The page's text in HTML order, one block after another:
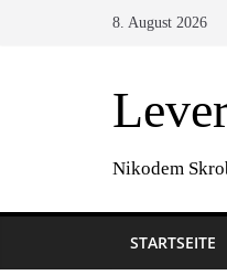
8. August 2026
Nikodem
STARTSEITE